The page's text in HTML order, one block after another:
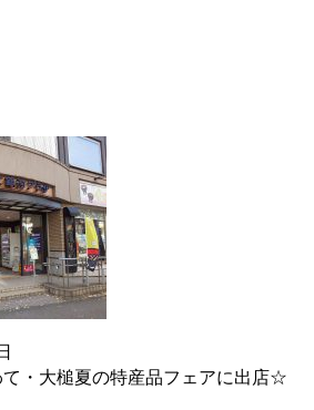
大槌夏の特産品フェアに出店☆